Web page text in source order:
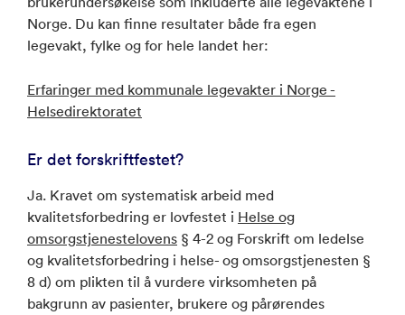
Norge. Du kan finne resultater både fra egen
legevakt, fylke og for hele landet her:
Erfaringer med kommunale legevakter i Norge -
Helsedirektoratet
Er det forskriftfestet?
Ja. Kravet om systematisk arbeid med
kvalitetsforbedring er lovfestet i Helse og
omsorgstjenestelovens § 4-2 og Forskrift om ledelse
og kvalitetsforbedring i helse- og omsorgstjenesten §
8 d) om plikten til å vurdere virksomheten på
bakgrunn av pasienter, brukere og pårørendes